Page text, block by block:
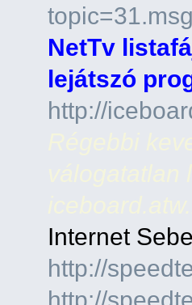
NetTv
lejátszó
http://
Internet
http://